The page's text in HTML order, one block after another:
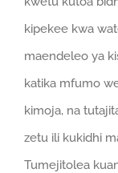
kipekee kwa
maendeleo ya
katika mfumo
kimoja, na
zetu ili kukidhi
Tumejitolea